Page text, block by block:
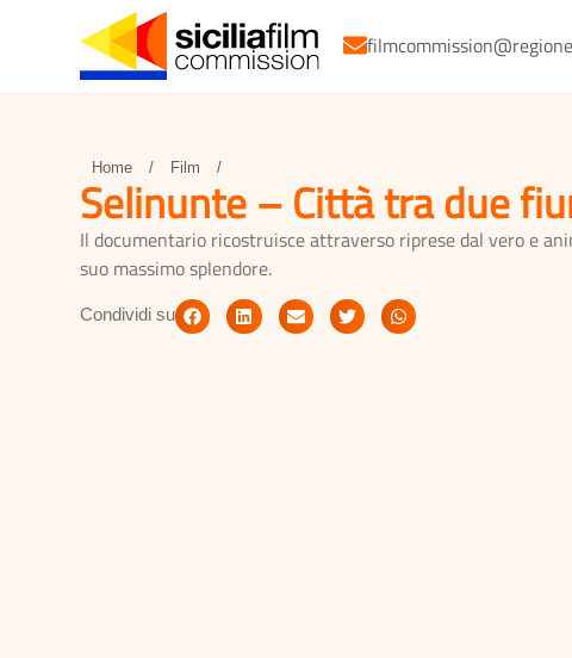
Home / Film /
Selinunte – Città tra due
Il documentario ricostruisce attraverso riprese dal vero e
suo massimo splendore.
Condividi su